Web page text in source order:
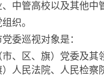
管高校以及其他中
织。
巡视对象是：
区、旗）党委及其
人民法院、人民检察